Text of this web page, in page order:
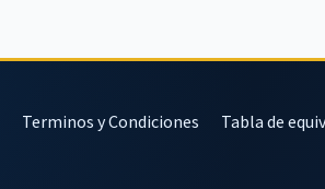
Terminos y Condiciones Tabla de